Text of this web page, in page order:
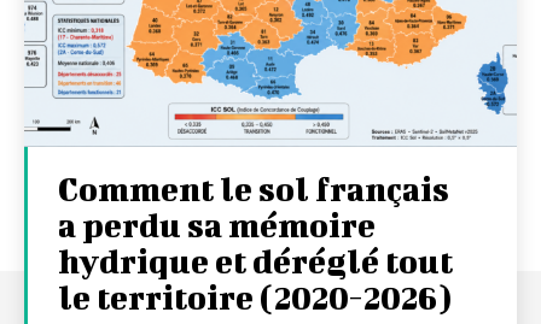
Comment le sol français
a perdu sa mémoire
hydrique et déréglé tout
le territoire (2020-2026)